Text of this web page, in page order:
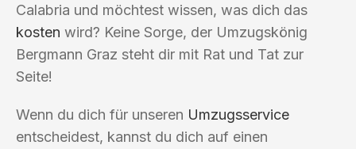
Calabria und möchtest wissen, was dich das
kosten wird? Keine Sorge, der Umzugskönig
Bergmann Graz steht dir mit Rat und Tat zur
Seite!
Wenn du dich für unseren Umzugsservice
entscheidest, kannst du dich auf einen